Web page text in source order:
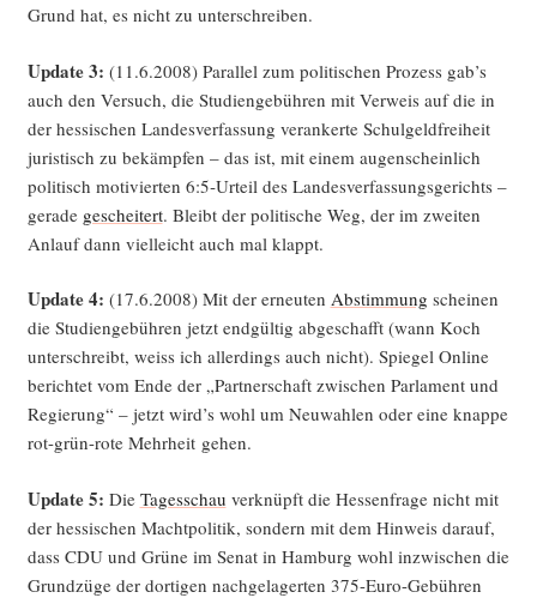
Grund hat, es nicht zu unterschreiben.
Update 3: (11.6.2008) Par­al­lel zum poli­ti­schen Pro­zess gab’s
auch den Ver­such, die Stu­di­en­ge­büh­ren mit Ver­weis auf die in
der hes­si­schen Lan­des­ver­fas­sung ver­an­ker­te Schul­geld­frei­heit
juris­tisch zu bekämp­fen – das ist, mit einem augen­schein­lich
poli­tisch moti­vier­ten 6:5‑Urteil des Lan­des­ver­fas­sungs­ge­richts –
gera­de geschei­tert. Bleibt der poli­ti­sche Weg, der im zwei­ten
Anlauf dann viel­leicht auch mal klappt.
Update 4: (17.6.2008) Mit der erneu­ten Abstim­mung schei­nen
die Stu­di­en­ge­büh­ren jetzt end­gül­tig abge­schafft (wann Koch
unter­schreibt, weiss ich aller­dings auch nicht). Spie­gel Online
berich­tet vom Ende der „Part­ner­schaft zwi­schen Par­la­ment und
Regie­rung“ – jetzt wird’s wohl um Neu­wah­len oder eine knap­pe
rot-grün-rote Mehr­heit gehen.
Update 5: Die Tages­schau ver­knüpft die Hes­sen­fra­ge nicht mit
der hes­si­schen Macht­po­li­tik, son­dern mit dem Hin­weis dar­auf,
dass CDU und Grü­ne im Senat in Ham­burg wohl inzwi­schen die
Grund­zü­ge der dor­ti­gen nach­ge­la­ger­ten 375-Euro-Gebüh­ren